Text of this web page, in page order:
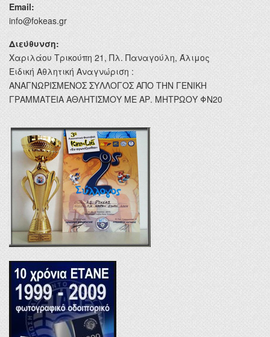
Email:
info@fokeas.gr
Διεύθυνση:
Χαριλάου Τρικούπη 21, Πλ. Παναγούλη, Άλιμος
Ειδική Αθλητική Αναγνώριση :
ΑΝΑΓΝΩΡΙΣΜΕΝΟΣ ΣΥΛΛΟΓΟΣ ΑΠΟ ΤΗΝ ΓΕΝΙΚΗ
ΓΡΑΜΜΑΤΕΙΑ ΑΘΛΗΤΙΣΜΟΥ ΜΕ ΑΡ. ΜΗΤΡΩΟΥ ΦΝ20